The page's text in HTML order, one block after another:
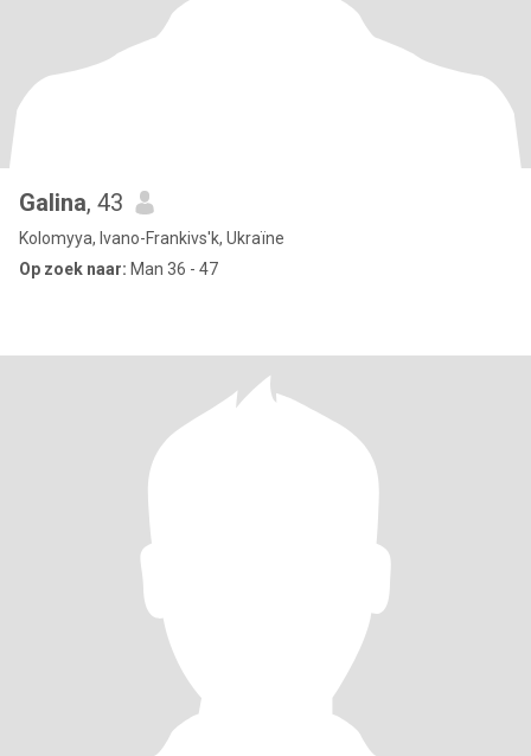
Galina, 43
Kolomyya, Ivano-Frankivs'k, Ukraïne
Op zoek naar: Man 36 - 47